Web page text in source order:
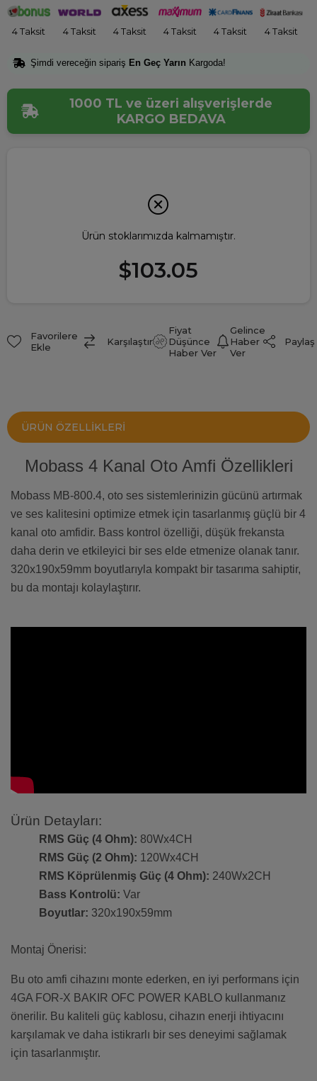
4 Taksit 4 Taksit 4 Taksit 4 Taksit 4 Taksit 4 Taksit
Şimdi vereceğin sipariş En Geç Yarın Kargoda!
1000 TL ve üzeri alışverişlerde
KARGO BEDAVA
Ürün stoklarımızda kalmamıştır.
$103.05
Favorilere
Ekle
Karşılaştır
Fiyat
Düşünce
Haber Ver
Gelince
Haber
Ver
Paylaş
ÜRÜN ÖZELLIKLERI
Mobass 4 Kanal Oto Amfi Özellikleri
Mobass MB-800.4, oto ses sistemlerinizin gücünü artırmak
ve ses kalitesini optimize etmek için tasarlanmış güçlü bir 4
kanal oto amfidir. Bass kontrol özelliği, düşük frekansta
daha derin ve etkileyici bir ses elde etmenize olanak tanır.
320x190x59mm boyutlarıyla kompakt bir tasarıma sahiptir,
bu da montajı kolaylaştırır.
Ürün Detayları:
RMS Güç (4 Ohm): 80Wx4CH
RMS Güç (2 Ohm): 120Wx4CH
RMS Köprülenmiş Güç (4 Ohm): 240Wx2CH
Bass Kontrolü: Var
Boyutlar: 320x190x59mm
Montaj Önerisi:
Bu oto amfi cihazını monte ederken, en iyi performans için
4GA FOR-X BAKIR OFC POWER KABLO kullanmanız
önerilir. Bu kaliteli güç kablosu, cihazın enerji ihtiyacını
karşılamak ve daha istikrarlı bir ses deneyimi sağlamak
için tasarlanmıştır.